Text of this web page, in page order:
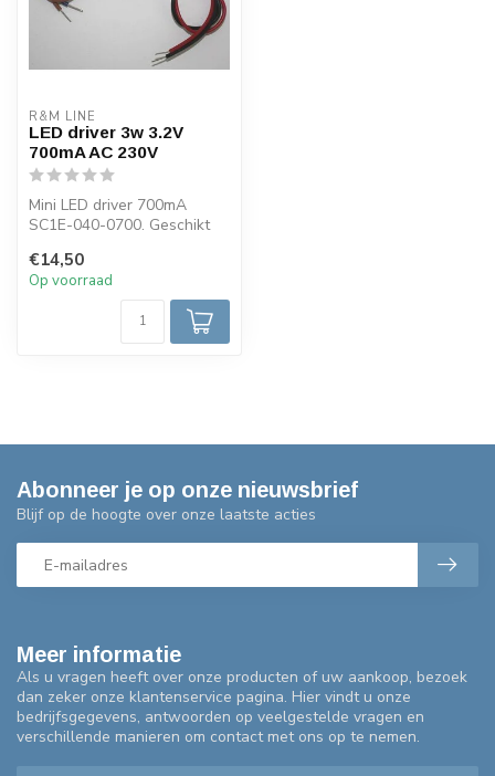
R&M LINE
LED driver 3w 3.2V
700mA AC 230V
Mini LED driver 700mA
SC1E-040-0700. Geschikt
watt L...
€14,50
Op voorraad
Meer informatie
Als u vragen heeft over onze producten of uw aankoop, bezoek
dan zeker onze klantenservice pagina. Hier vindt u onze
bedrijfsgegevens, antwoorden op veelgestelde vragen en
verschillende manieren om contact met ons op te nemen.
Abonneer je op onze nieuwsbrief
Blijf op de hoogte over onze laatste acties